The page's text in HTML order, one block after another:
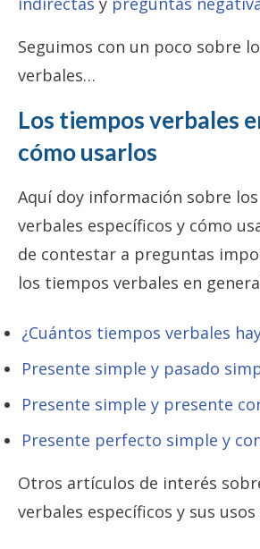
Seguimos con un poco sobre
verbales…
Los tiempos verbales
cómo usarlos
Aquí doy información sobre
verbales específicos y cómo
de contestar a preguntas
los tiempos verbales en
¿Cuántos tiempos verbales
Presente simple y pasado
Presente simple y presente
Presente perfecto simple y
Otros artículos de interés
verbales específicos y sus usos